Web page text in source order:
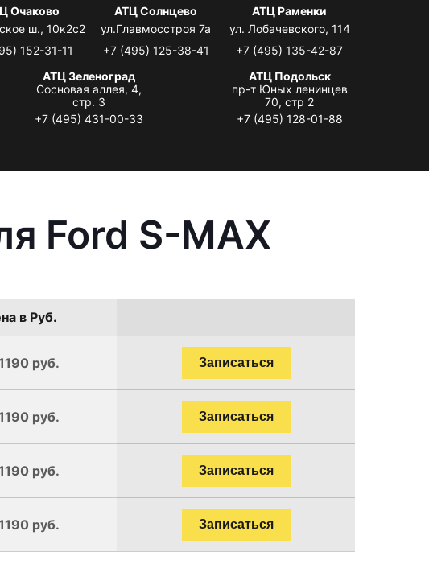
Очаково
ш., 10к2с2
152-31-11
АТЦ Солнцево
ул.Главмосстроя 7а
+7 (495) 125-38-41
АТЦ Раменки
ул. Лобачевского, 114
+7 (495) 135-42-87
АТЦ Зеленоград
Сосновая аллея, 4,
стр. 3
+7 (495) 431-00-33
АТЦ Подольск
пр-т Юных ленинцев
70, стр 2
+7 (495) 128-01-88
Ford S-MAX
в Руб.
руб. Записаться
руб. Записаться
руб. Записаться
руб. Записаться